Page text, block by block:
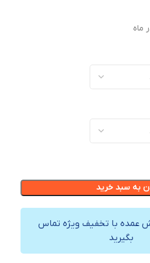
ماه
به سبد خرید
عمده با تخفیف ویژه تماس
بگیرید